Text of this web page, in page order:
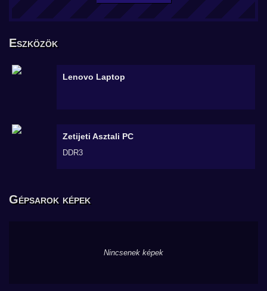
Eszközök
Lenovo Laptop
Zetijeti Asztali PC
DDR3
Gépsarok képek
Nincsenek képek